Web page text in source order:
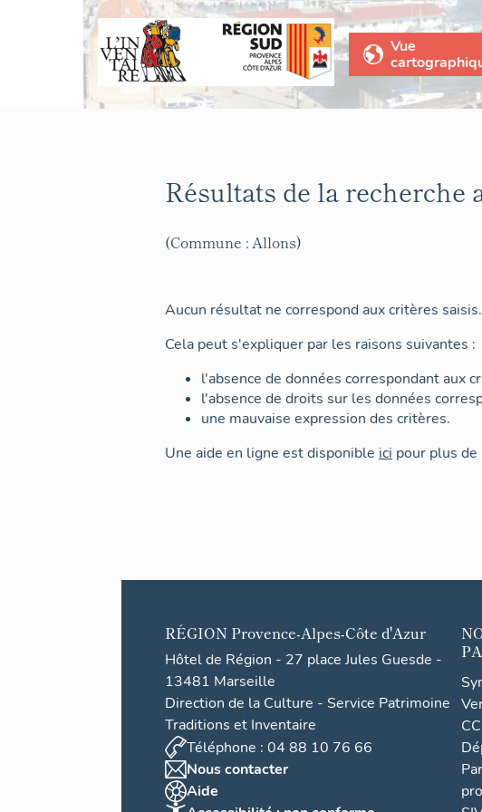
Vue
Résultats de la recherche
(Commune : Allons)
Aucun résultat ne correspond aux critères saisis.
Cela peut s'expliquer par les raisons suivantes :
l'absence de données correspondant aux
l'absence de droits sur les données
une mauvaise expression des critères.
Une aide en ligne est disponible ici pour plus
RÉGION Provence-Alpes-Côte d'Azur
Hôtel de Région - 27 place Jules Guesde -
13481 Marseille
Direction de la Culture - Service Patrimoine
Traditions et Inventaire
Téléphone : 04 88 10 76 66
Nous contacter
Aide